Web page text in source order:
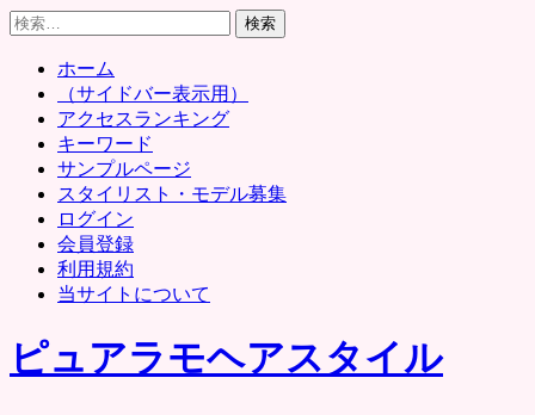
Skip
to
content
検
ホーム
（サイドバー表示用）
アクセスランキング
キーワード
サンプルページ
スタイリスト・モデル募集
ログイン
会員登録
利用規約
当サイトについて
ピュアラモヘアスタイル